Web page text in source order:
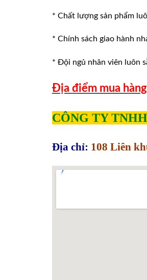
* Chất lượng sản phẩm
* Chính sách giao hành
* Đội ngủ nhân viên luôn
Địa điểm mua hàng
CÔNG TY
Địa chỉ: 108 Liên